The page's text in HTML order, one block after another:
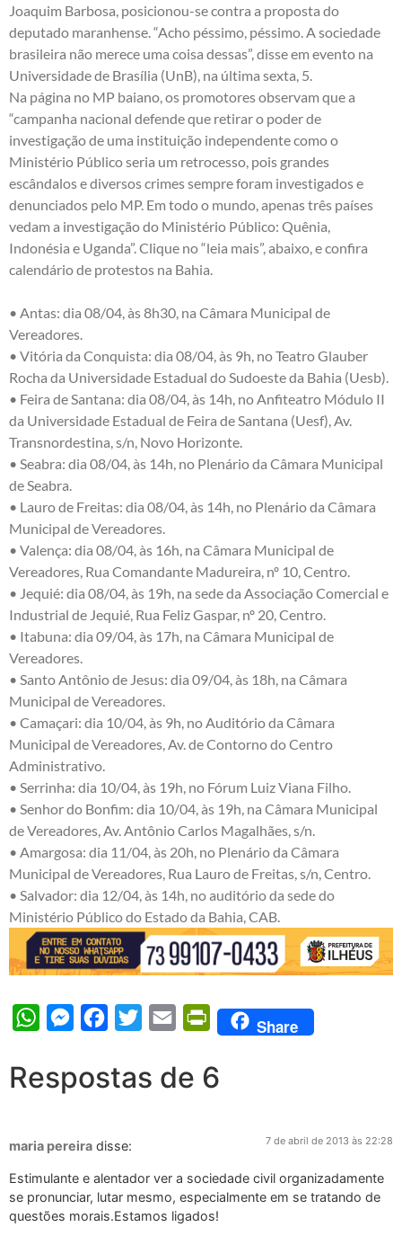
Joaquim Barbosa, posicionou-se contra a proposta do
deputado maranhense. “Acho péssimo, péssimo. A sociedade
brasileira não merece uma coisa dessas”, disse em evento na
Universidade de Brasília (UnB), na última sexta, 5.
Na página no MP baiano, os promotores observam que a
“campanha nacional defende que retirar o poder de
investigação de uma instituição independente como o
Ministério Público seria um retrocesso, pois grandes
escândalos e diversos crimes sempre foram investigados e
denunciados pelo MP. Em todo o mundo, apenas três países
vedam a investigação do Ministério Público: Quênia,
Indonésia e Uganda”. Clique no “leia mais”, abaixo, e confira
calendário de protestos na Bahia.
• Antas: dia 08/04, às 8h30, na Câmara Municipal de
Vereadores.
• Vitória da Conquista: dia 08/04, às 9h, no Teatro Glauber
Rocha da Universidade Estadual do Sudoeste da Bahia (Uesb).
• Feira de Santana: dia 08/04, às 14h, no Anfiteatro Módulo II
da Universidade Estadual de Feira de Santana (Uesf), Av.
Transnordestina, s/n, Novo Horizonte.
• Seabra: dia 08/04, às 14h, no Plenário da Câmara Municipal
de Seabra.
• Lauro de Freitas: dia 08/04, às 14h, no Plenário da Câmara
Municipal de Vereadores.
• Valença: dia 08/04, às 16h, na Câmara Municipal de
Vereadores, Rua Comandante Madureira, nº 10, Centro.
• Jequié: dia 08/04, às 19h, na sede da Associação Comercial e
Industrial de Jequié, Rua Feliz Gaspar, nº 20, Centro.
• Itabuna: dia 09/04, às 17h, na Câmara Municipal de
Vereadores.
• Santo Antônio de Jesus: dia 09/04, às 18h, na Câmara
Municipal de Vereadores.
• Camaçari: dia 10/04, às 9h, no Auditório da Câmara
Municipal de Vereadores, Av. de Contorno do Centro
Administrativo.
• Serrinha: dia 10/04, às 19h, no Fórum Luiz Viana Filho.
• Senhor do Bonfim: dia 10/04, às 19h, na Câmara Municipal
de Vereadores, Av. Antônio Carlos Magalhães, s/n.
• Amargosa: dia 11/04, às 20h, no Plenário da Câmara
Municipal de Vereadores, Rua Lauro de Freitas, s/n, Centro.
• Salvador: dia 12/04, às 14h, no auditório da sede do
Ministério Público do Estado da Bahia, CAB.
WhatsAppMessengerFacebook
Twitter Email PrintFriendly
Share
Respostas de 6
maria pereira disse: 7 de abril de 2013 às 22:28
Estimulante e alentador ver a sociedade civil organizadamente
se pronunciar, lutar mesmo, especialmente em se tratando de
questões morais.Estamos ligados!